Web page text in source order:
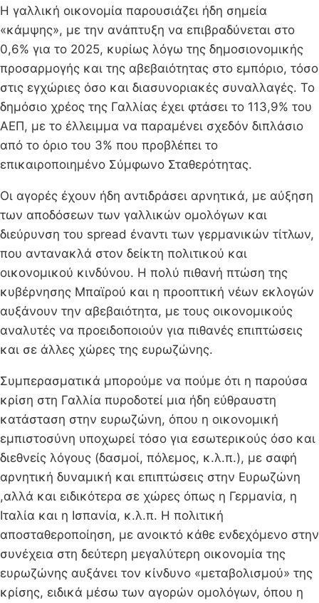
Η γαλλική οικονομία παρουσιάζει ήδη σημεία
«κάμψης», με την ανάπτυξη να επιβραδύνεται στο
0,6% για το 2025, κυρίως λόγω της δημοσιονομικής
προσαρμογής και της αβεβαιότητας στο εμπόριο, τόσο
στις εγχώριες όσο και διασυνοριακές συναλλαγές. Το
δημόσιο χρέος της Γαλλίας έχει φτάσει το 113,9% του
ΑΕΠ, με το έλλειμμα να παραμένει σχεδόν διπλάσιο
από το όριο του 3% που προβλέπει το
επικαιροποιημένο Σύμφωνο Σταθερότητας.
Οι αγορές έχουν ήδη αντιδράσει αρνητικά, με αύξηση
των αποδόσεων των γαλλικών ομολόγων και
διεύρυνση του spread έναντι των γερμανικών τίτλων,
που αντανακλά στον δείκτη πολιτικού και
οικονομικού κινδύνου. Η πολύ πιθανή πτώση της
κυβέρνησης Μπαϊρού και η προοπτική νέων εκλογών
αυξάνουν την αβεβαιότητα, με τους οικονομικούς
αναλυτές να προειδοποιούν για πιθανές επιπτώσεις
και σε άλλες χώρες της ευρωζώνης.
Συμπερασματικά μπορούμε να πούμε ότι η παρούσα
κρίση στη Γαλλία πυροδοτεί μια ήδη εύθραυστη
κατάσταση στην ευρωζώνη, όπου η οικονομική
εμπιστοσύνη υποχωρεί τόσο για εσωτερικούς όσο και
διεθνείς λόγους (δασμοί, πόλεμος, κ.λ.π.), με σαφή
αρνητική δυναμική και επιπτώσεις στην Ευρωζώνη
,αλλά και ειδικότερα σε χώρες όπως η Γερμανία, η
Ιταλία και η Ισπανία, κ.λ.π. Η πολιτική
αποσταθεροποίηση, με ανοικτό κάθε ενδεχόμενο στην
συνέχεια στη δεύτερη μεγαλύτερη οικονομία της
ευρωζώνης αυξάνει τον κίνδυνο «μεταβολισμού» της
κρίσης, ειδικά μέσω των αγορών ομολόγων, όπου η